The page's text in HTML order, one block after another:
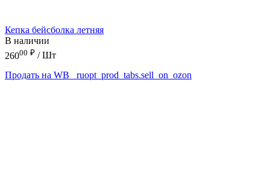
Кепка бейсболка летняя
В наличии
26000 ₽ / Шт
Продать на WB
_ruopt_prod_tabs.sell_on_ozon